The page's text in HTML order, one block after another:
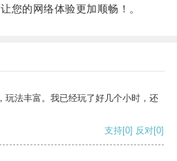
您的网络体验更加顺畅！。
玩法丰富。我已经玩了好几个小时，还
支持[0] 反对[0]